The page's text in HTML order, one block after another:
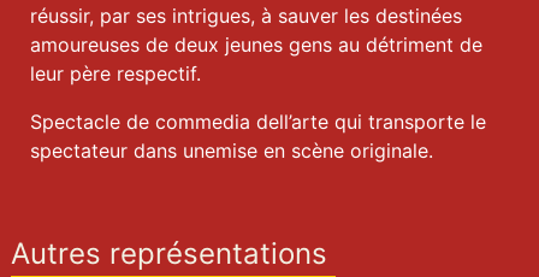
réussir, par ses intrigues, à sauver les destinées
amoureuses de deux jeunes gens au détriment de
leur père respectif.
Spectacle de commedia dell’arte qui transporte le
spectateur dans unemise en scène originale.
Autres représentations